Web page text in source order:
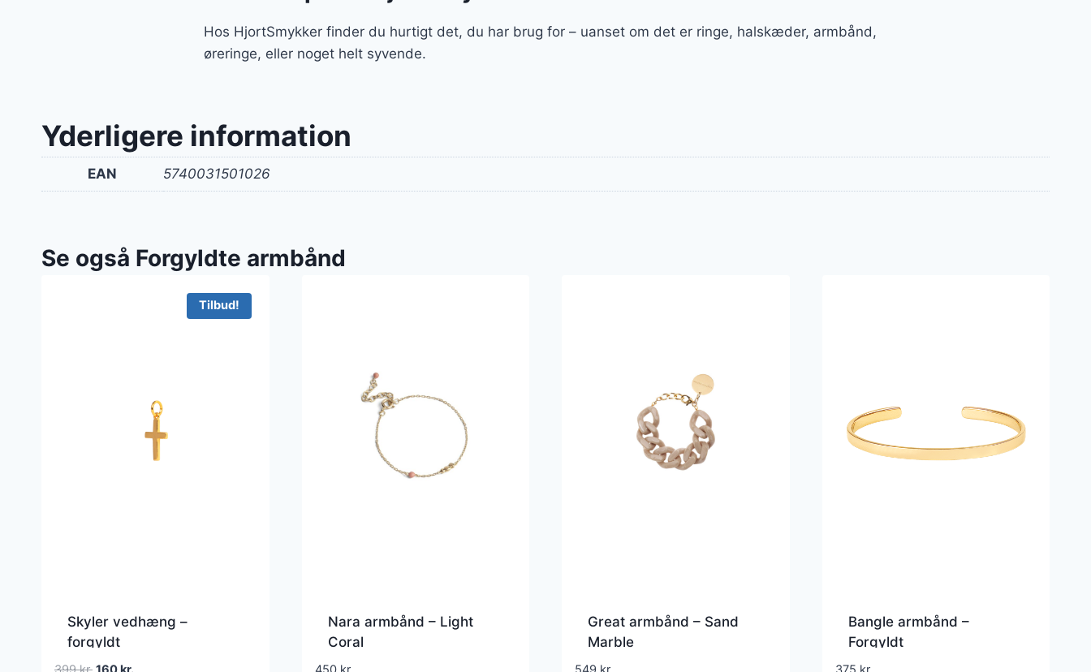
Hos HjortSmykker finder du hurtigt det, du har brug for – uanset om det er ringe, halskæder, armbånd,
øreringe, eller noget helt syvende.
Yderligere information
EAN 5740031501026
Se også Forgyldte armbånd
Tilbud!
Skyler vedhæng –
forgyldt
Den
Nara armbånd – Light
Coral
Great armbånd – Sand
Marble
Bangle armbånd –
Forgyldt